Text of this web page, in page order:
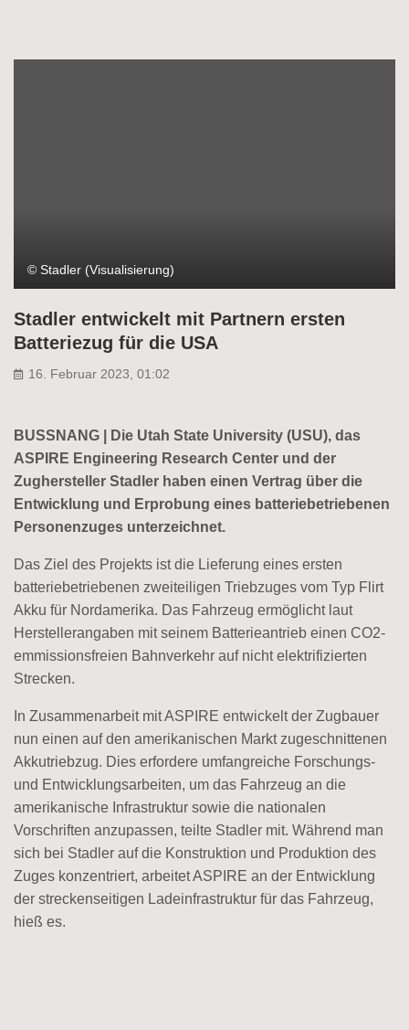
© Stadler (Visualisierung)
Stadler entwickelt mit Partnern ersten
Batteriezug für die USA
16. Februar 2023, 01:02
BUSSNANG | Die Utah State University (USU), das
ASPIRE Engineering Research Center und der
Zughersteller Stadler haben einen Vertrag über die
Entwicklung und Erprobung eines batteriebetriebenen
Personenzuges unterzeichnet.
Das Ziel des Projekts ist die Lieferung eines ersten
batteriebetriebenen zweiteiligen Triebzuges vom Typ Flirt
Akku für Nordamerika. Das Fahrzeug ermöglicht laut
Herstellerangaben mit seinem Batterieantrieb einen CO2-
emmissionsfreien Bahnverkehr auf nicht elektrifizierten
Strecken.
In Zusammenarbeit mit ASPIRE entwickelt der Zugbauer
nun einen auf den amerikanischen Markt zugeschnittenen
Akkutriebzug. Dies erfordere umfangreiche Forschungs-
und Entwicklungsarbeiten, um das Fahrzeug an die
amerikanische Infrastruktur sowie die nationalen
Vorschriften anzupassen, teilte Stadler mit. Während man
sich bei Stadler auf die Konstruktion und Produktion des
Zuges konzentriert, arbeitet ASPIRE an der Entwicklung
der streckenseitigen Ladeinfrastruktur für das Fahrzeug,
hieß es.